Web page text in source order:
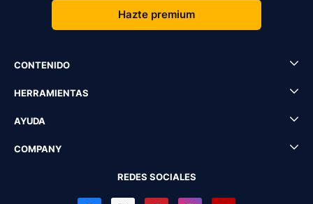
Hazte premium
CONTENIDO
HERRAMIENTAS
AYUDA
COMPANY
REDES SOCIALES